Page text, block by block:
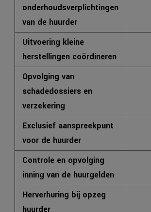
onderhoudsverplichtingen
van de huurder
Uitvoering kleine
herstellingen coördineren
Opvolging van
schadedossiers en
verzekering
Exclusief aanspreekpunt
voor de huurder
Controle en opvolging
inning van de huurgelden
Herverhuring bij opzeg
huurder